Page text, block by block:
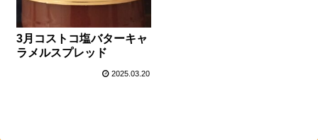
3月コストコ塩バターキャ
ラメルスプレッド
2025.03.20